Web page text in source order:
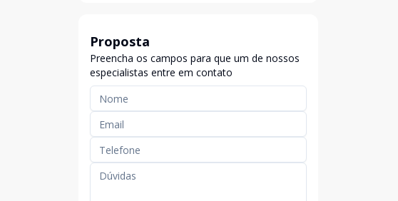
Proposta
Preencha os campos para que um de nossos
especialistas entre em contato